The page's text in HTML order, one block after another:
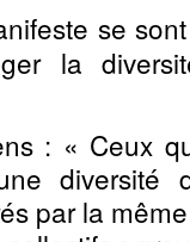
se
la
: « Ceux
diversité
par la